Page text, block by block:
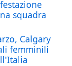
squadra
Calgary
femminili